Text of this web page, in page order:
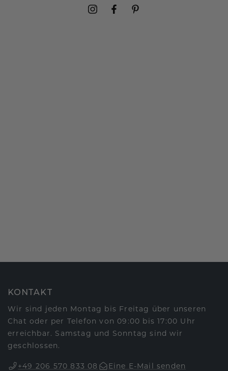
KONTAKT
Wir sind jeden Montag bis Freitag über unseren
Chat oder per Telefon von 09:00 bis 17:00 Uhr
erreichbar. Samstag und Sonntag sind wir
geschlossen.
+49 206 570 833 08
Eine E-Mail senden